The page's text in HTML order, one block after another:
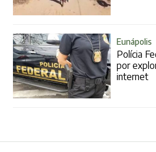
Eunápolis
Polícia
por
internet